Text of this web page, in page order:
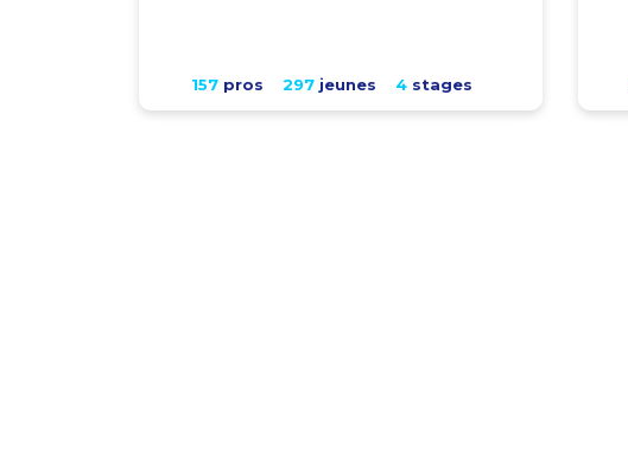
157pros 297jeunes 4stages